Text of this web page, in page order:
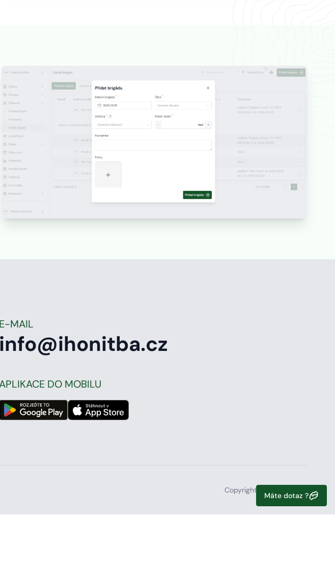
E-MAIL
info@ihonitba.cz
DO MOBILU
Copyright 2026, iHonitba
Máte dotaz ?